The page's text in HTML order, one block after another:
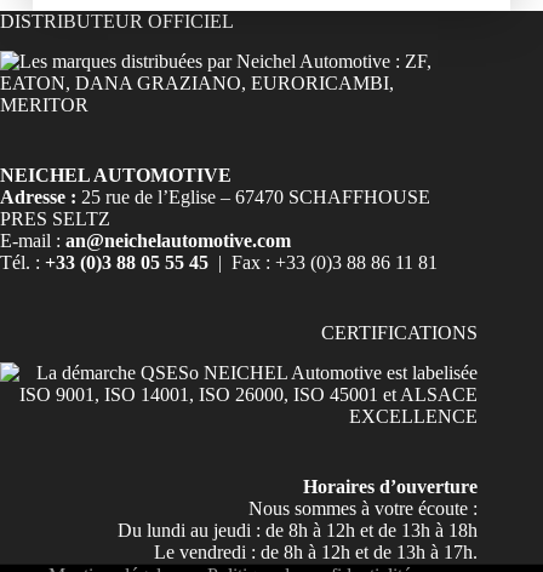
DISTRIBUTEUR OFFICIEL
NEICHEL AUTOMOTIVE
Adresse : 25 rue de l’Eglise – 67470 SCHAFFHOUSE
PRES SELTZ
E-mail : an@neichelautomotive.com
Tél. : +33 (0)3 88 05 55 45 | Fax : +33 (0)3 88 86 11 81
CERTIFICATIONS
Horaires d’ouverture
Nous sommes à votre écoute :
Du lundi au jeudi : de 8h à 12h et de 13h à 18h
Le vendredi : de 8h à 12h et de 13h à 17h.